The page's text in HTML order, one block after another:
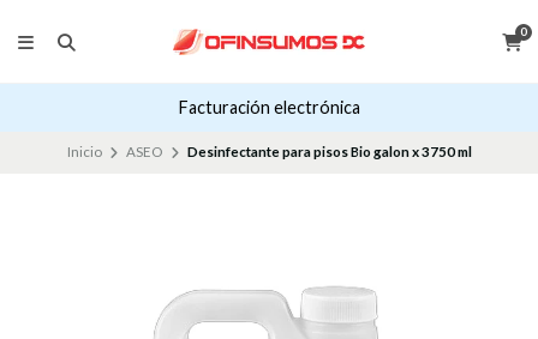
0
Facturación electrónica
Inicio ASEO Desinfectante para pisos Bio galon x 3750 ml